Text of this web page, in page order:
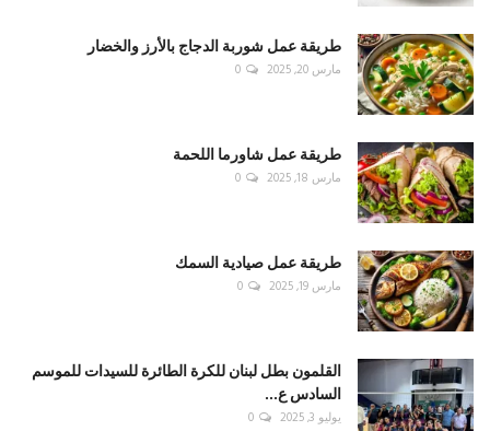
طريقة عمل شوربة الدجاج بالأرز والخضار
مارس 20, 2025 0
طريقة عمل شاورما اللحمة
مارس 18, 2025 0
طريقة عمل صيادية السمك
مارس 19, 2025 0
القلمون بطل لبنان للكرة الطائرة للسيدات للموسم
السادس ع...
يوليو 3, 2025 0